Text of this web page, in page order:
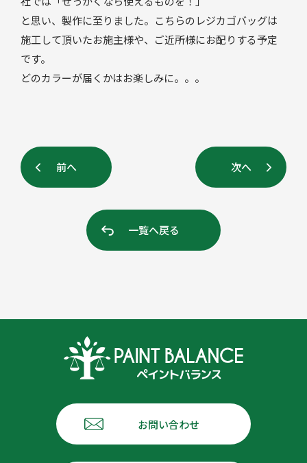
と思い、製作に至りました。こちらのレジカゴバッグは
施工して頂いたお施主様や、ご近所様にお配りする予定
です。
どのカラーが届くかはお楽しみに。。。
前へ 次へ
一覧へ戻る
お問い合わせ